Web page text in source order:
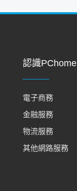
認識PChome
電子商務
金融服務
物流服務
其他網路服務